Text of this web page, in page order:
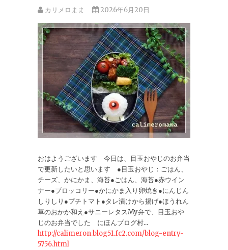
カリメロまま 2026年6月20日
おはようございます 今日は、目玉おやじのお弁当
で更新したいと思います ●目玉おやじ：ごはん、
チーズ、かにかま、海苔●ごはん、海苔●赤ウイン
ナー●ブロッコリー●かにかま入り卵焼き●にんじん
しりしり●プチトマト●タレ漬けから揚げ●ほうれん
草のおかか和え●サニーレタスMy弁で、目玉おや
じのお弁当でした にほんブログ村...
http://calimeron.blog51.fc2.com/blog-entry-
5756.html